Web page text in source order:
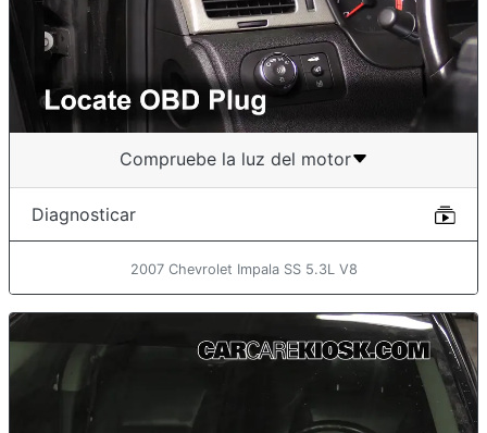
Compruebe la luz del motor
Diagnosticar
2007 Chevrolet Impala SS 5.3L V8